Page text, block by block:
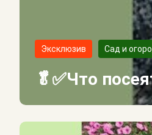
Эксклюзив Сад и
🥬✅Что